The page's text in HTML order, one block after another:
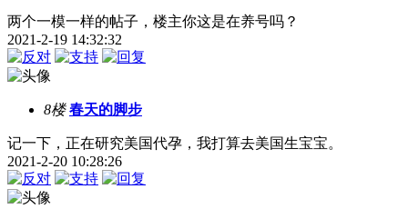
两个一模一样的帖子，楼主你这是在养号吗？
2021-2-19 14:32:32
8楼 春天的脚步
记一下，正在研究美国代孕，我打算去美国生宝宝。
2021-2-20 10:28:26